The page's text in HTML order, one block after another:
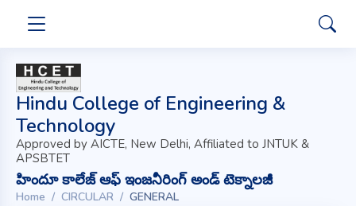
Hindu College of Engineering &
Technology
Approved by AICTE, New Delhi, Affiliated to JNTUK &
APSBTET
హిందూ కాలేజ్ ఆఫ్ ఇంజనీరింగ్ అండ్ టెక్నాలజీ
Home CIRCULAR GENERAL